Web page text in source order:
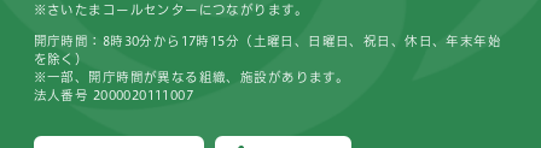
※さいたまコールセンターにつながります。
開庁時間：8時30分から17時15分（土曜日、日曜日、祝日、休日、年末年始
を除く）
※一部、開庁時間が異なる組織、施設があります。
法人番号 2000020111007